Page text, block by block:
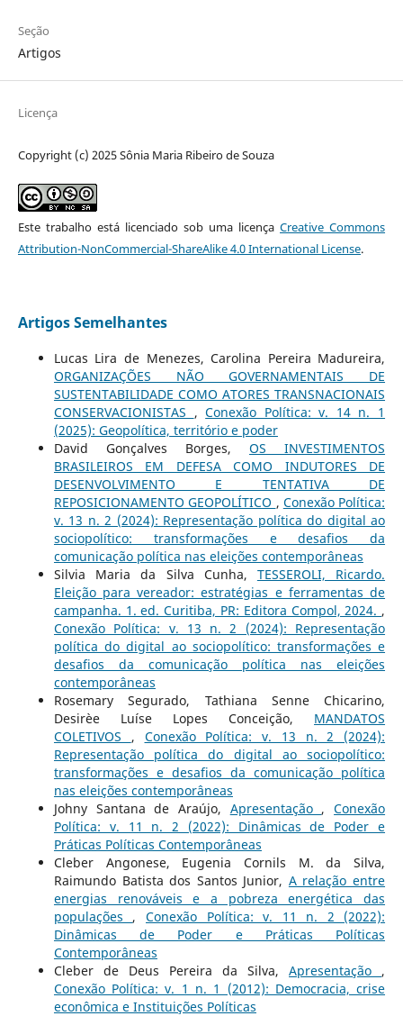
Seção
Artigos
Licença
Copyright (c) 2025 Sônia Maria Ribeiro de Souza
Este trabalho está licenciado sob uma licençaCreative Commons
Attribution-NonCommercial-ShareAlike 4.0 International License.
Artigos Semelhantes
Lucas Lira de Menezes, Carolina Pereira Madureira,
ORGANIZAÇÕES NÃO GOVERNAMENTAIS DE
SUSTENTABILIDADE COMO ATORES TRANSNACIONAIS
CONSERVACIONISTAS ,Conexão Política: v. 14 n. 1
(2025): Geopolítica, território e poder
David Gonçalves Borges,OS INVESTIMENTOS
BRASILEIROS EM DEFESA COMO INDUTORES DE
DESENVOLVIMENTO E TENTATIVA DE
REPOSICIONAMENTO GEOPOLÍTICO , Conexão Política:
v. 13 n. 2 (2024): Representação política do digital ao
sociopolítico: transformações e desafios da
comunicação política nas eleições contemporâneas
Silvia Maria da Silva Cunha, TESSEROLI, Ricardo.
Eleição para vereador: estratégias e ferramentas de
campanha. 1. ed. Curitiba, PR: Editora Compol, 2024. ,
Conexão Política: v. 13 n. 2 (2024): Representação
política do digital ao sociopolítico: transformações e
desafios da comunicação política nas eleições
contemporâneas
Rosemary Segurado, Tathiana Senne Chicarino,
Desirèe Luíse Lopes Conceição, MANDATOS
COLETIVOS , Conexão Política: v. 13 n. 2 (2024):
Representação política do digital ao sociopolítico:
transformações e desafios da comunicação política
nas eleições contemporâneas
Johny Santana de Araújo, Apresentação ,Conexão
Política: v. 11 n. 2 (2022): Dinâmicas de Poder e
Práticas Políticas Contemporâneas
Cleber Angonese, Eugenia Cornils M. da Silva,
Raimundo Batista dos Santos Junior, A relação entre
energias renováveis e a pobreza energética das
populações , Conexão Política: v. 11 n. 2 (2022):
Dinâmicas de Poder e Práticas Políticas
Contemporâneas
Cleber de Deus Pereira da Silva,Apresentação ,
Conexão Política: v. 1 n. 1 (2012): Democracia, crise
econômica e Instituições Políticas